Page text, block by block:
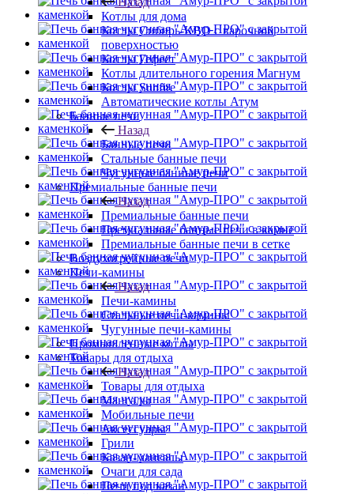
Котлы для дома
Котлы Сибирь-КВО с варочной
поверхностью
Котлы Гефест
Котлы длительного горения Магнум
Котлы Sunfire
Автоматические котлы Атум
Банные печи
Назад
Банные печи
Стальные банные печи
Чугунные банные печи
Премиальные банные печи
Назад
Премиальные банные печи
Премиальные банные печи в камне
Премиальные банные печи в сетке
Воздухогрейные печи
Печи-камины
Назад
Печи-камины
Стальные печи-камины
Чугунные печи-камины
Промышленные котлы
Товары для отдыха
Назад
Товары для отдыха
Мангалы
Мобильные печи
Аксессуары
Грили
Казан-мангалы
Очаги для сада
Печи под казан